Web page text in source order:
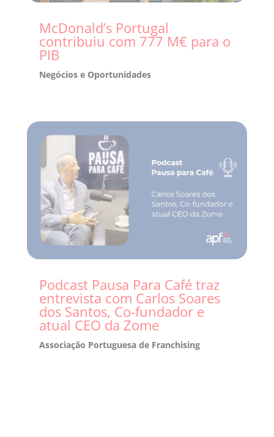
McDonald’s Portugal
contribuiu com 777 M€ para o
PIB
Negócios e Oportunidades
Podcast Pausa Para Café traz
entrevista com Carlos Soares
dos Santos, Co-fundador e
atual CEO da Zome
Associação Portuguesa de Franchising